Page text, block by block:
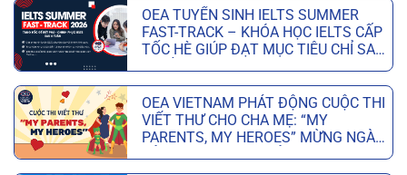
OEA TUYỂN SINH IELTS SUMMER
FAST-TRACK – KHÓA HỌC IELTS CẤP
TỐC HÈ GIÚP ĐẠT MỤC TIÊU CHỈ SAU
OEA VIETNAM PHÁT ĐỘNG CUỘC THI
VIẾT THƯ CHO CHA MẸ: “MY
PARENTS, MY HEROES” MỪNG NGÀY